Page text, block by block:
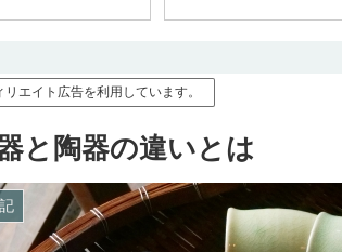
エイト広告を利用しています。
と陶器の違いとは